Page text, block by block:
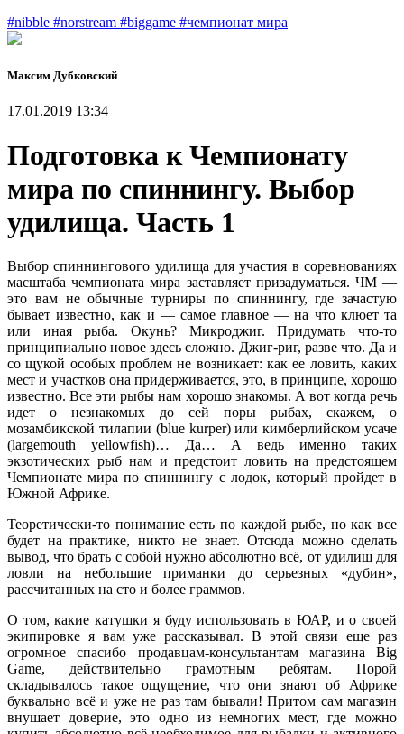
#nibble #norstream #biggame #чемпионат мира
Максим Дубковский
17.01.2019 13:34
Подготовка к Чемпионату
мира по спиннингу. Выбор
удилища. Часть 1
Выбор спиннингового удилища для участия в соревнованиях
масштаба чемпионата мира заставляет призадуматься. ЧМ —
это вам не обычные турниры по спиннингу, где зачастую
бывает известно, как и — самое главное — на что клюет та
или иная рыба. Окунь? Микроджиг. Придумать что-то
принципиально новое здесь сложно. Джиг-риг, разве что. Да и
со щукой особых проблем не возникает: как ее ловить, каких
мест и участков она придерживается, это, в принципе, хорошо
известно. Все эти рыбы нам хорошо знакомы. А вот когда речь
идет о незнакомых до сей поры рыбах, скажем, о
мозамбикской тилапии (blue kurper) или кимберлийском усаче
(largemouth yellowfish)… Да… А ведь именно таких
экзотических рыб нам и предстоит ловить на предстоящем
Чемпионате мира по спиннингу с лодок, который пройдет в
Южной Африке.
Теоретически-то понимание есть по каждой рыбе, но как все
будет на практике, никто не знает. Отсюда можно сделать
вывод, что брать с собой нужно абсолютно всё, от удилищ для
ловли на небольшие приманки до серьезных «дубин»,
рассчитанных на сто и более граммов.
О том, какие катушки я буду использовать в ЮАР, и о своей
экипировке я вам уже рассказывал. В этой связи еще раз
огромное спасибо продавцам-консультантам магазина Big
Game, действительно грамотным ребятам. Порой
складывалось такое ощущение, что они знают об Африке
буквально всё и уже не раз там бывали! Притом сам магазин
внушает доверие, это одно из немногих мест, где можно